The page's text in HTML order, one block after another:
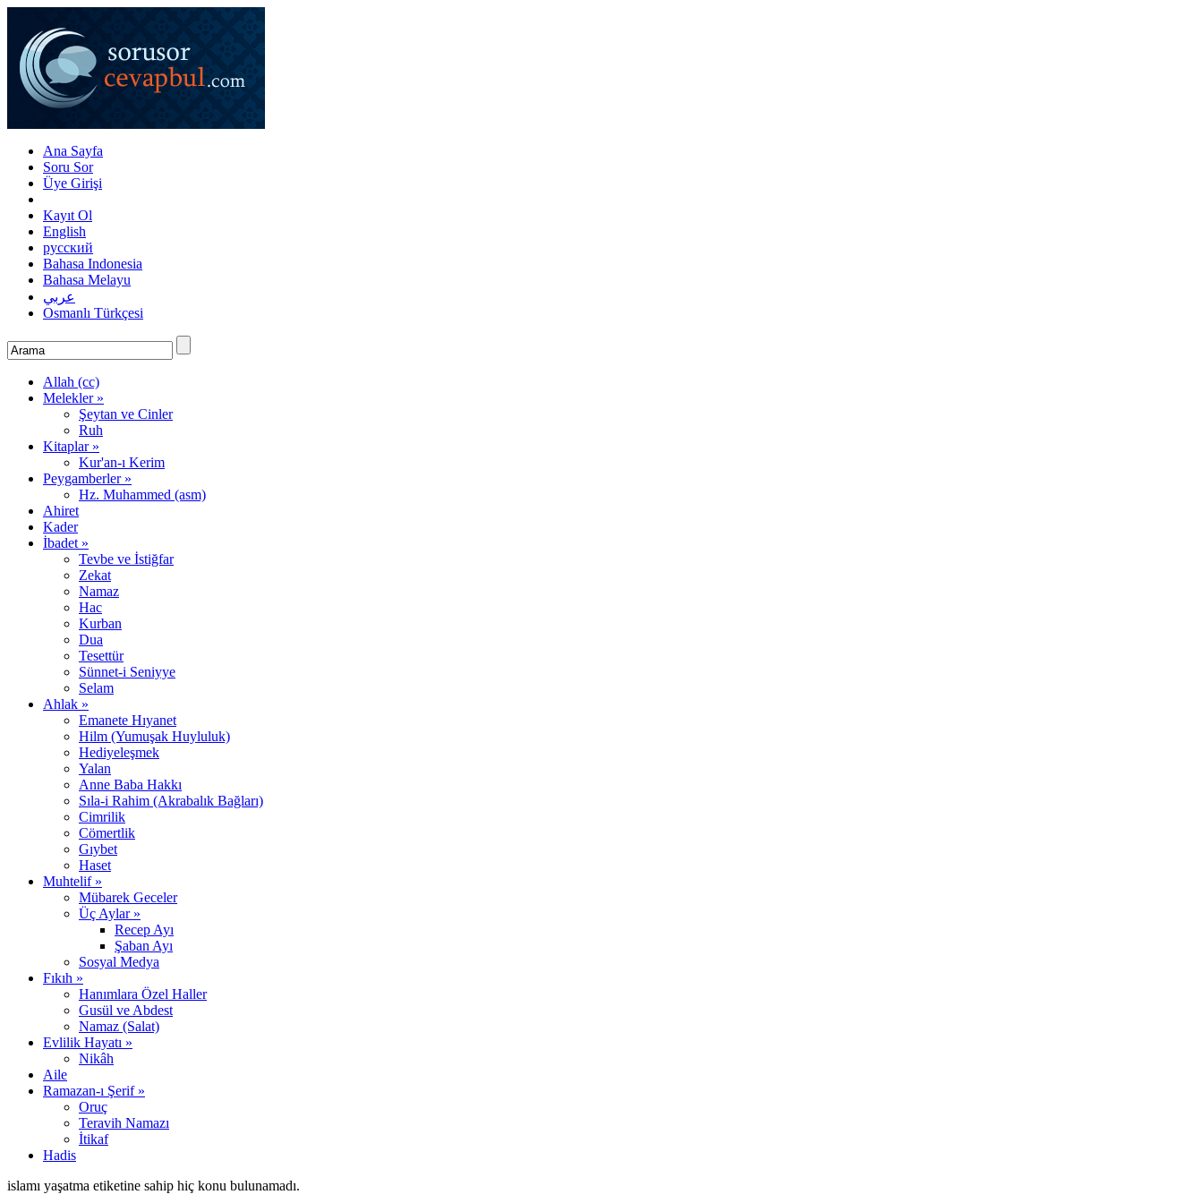
Ana Sayfa
Soru Sor
Üye Girişi
Kayıt Ol
English
русский
Bahasa Indonesia
Bahasa Melayu
عربي
Osmanlı Türkçesi
Allah (cc)
Melekler »
Şeytan ve Cinler
Ruh
Kitaplar »
Kur'an-ı Kerim
Peygamberler »
Hz. Muhammed (asm)
Ahiret
Kader
İbadet »
Tevbe ve İstiğfar
Zekat
Namaz
Hac
Kurban
Dua
Tesettür
Sünnet-i Seniyye
Selam
Ahlak »
Emanete Hıyanet
Hilm (Yumuşak Huyluluk)
Hediyeleşmek
Yalan
Anne Baba Hakkı
Sıla-i Rahim (Akrabalık Bağları)
Cimrilik
Cömertlik
Gıybet
Haset
Muhtelif »
Mübarek Geceler
Üç Aylar »
Recep Ayı
Şaban Ayı
Sosyal Medya
Fıkıh »
Hanımlara Özel Haller
Gusül ve Abdest
Namaz (Salat)
Evlilik Hayatı »
Nikâh
Aile
Ramazan-ı Şerif »
Oruç
Teravih Namazı
İtikaf
Hadis
islamı yaşatma etiketine sahip hiç konu bulunamadı.